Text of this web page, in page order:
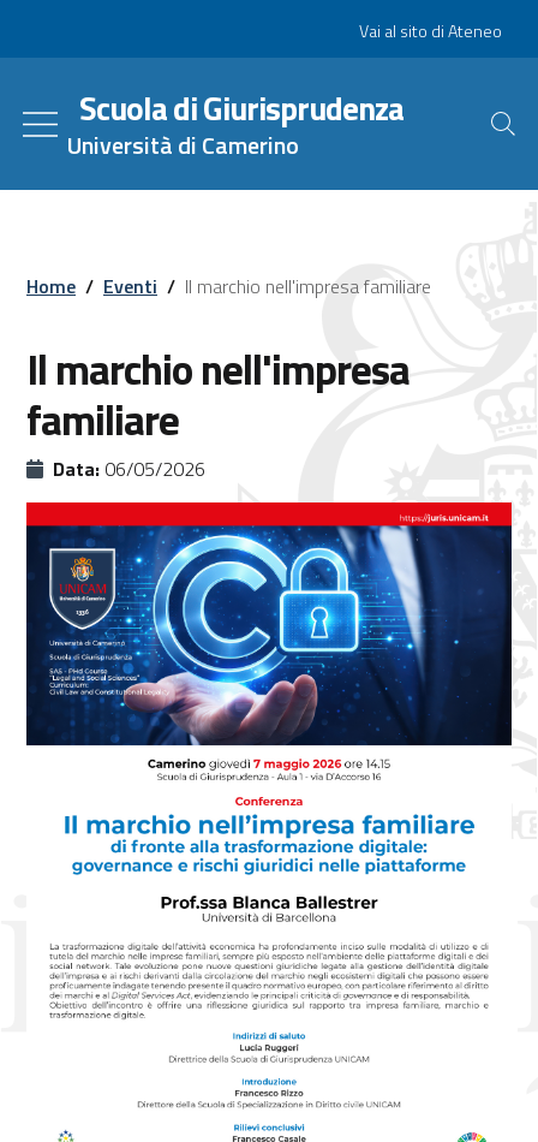
Slim
Vai al sito di Ateneo
Scuola di Giurisprudenza
Università di Camerino
Home / Eventi / Il marchio nell'impresa familiare
Il marchio nell'impresa
familiare
Data: 06/05/2026